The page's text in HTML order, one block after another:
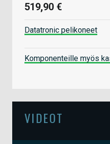
519,90 €
Datatronic pelikoneet
Komponenteille myös
VIDEOT